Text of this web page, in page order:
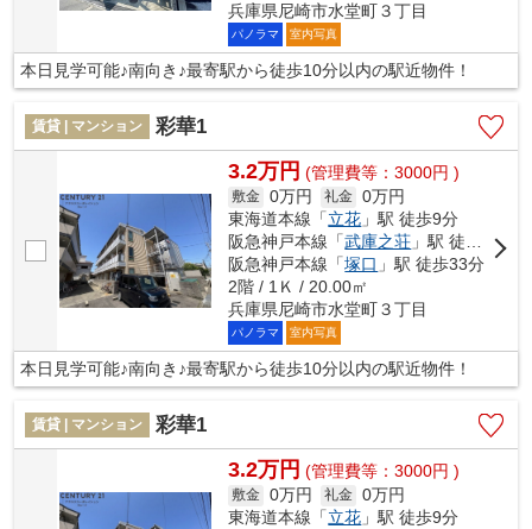
兵庫県尼崎市水堂町３丁目
パノラマ 室内写真
本日見学可能♪南向き♪最寄駅から徒歩10分以内の駅近物件！
賃貸 | マンション 彩華1
3.2万円 (管理費等：3000円 )
敷金 0万円 礼金 0万円
東海道本線「立花 」駅 徒歩9分
阪急神戸本線「武庫之荘 」駅 徒歩18分
阪急神戸本線「塚口 」駅 徒歩33分
2階 / 1Ｋ / 20.00㎡
兵庫県尼崎市水堂町３丁目
パノラマ 室内写真
本日見学可能♪南向き♪最寄駅から徒歩10分以内の駅近物件！
賃貸 | マンション 彩華1
3.2万円 (管理費等：3000円 )
敷金 0万円 礼金 0万円
東海道本線「立花 」駅 徒歩9分